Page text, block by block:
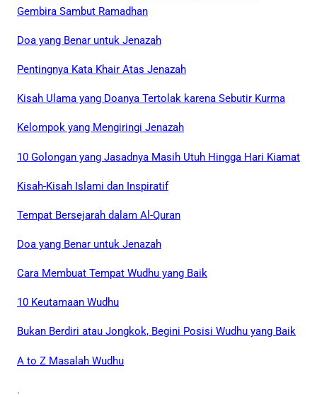
Gembira Sambut Ramadhan
Doa yang Benar untuk Jenazah
Pentingnya Kata Khair Atas Jenazah
Kisah Ulama yang Doanya Tertolak karena Sebutir Kurma
Kelompok yang Mengiringi Jenazah
10 Golongan yang Jasadnya Masih Utuh Hingga Hari Kiamat
Kisah-Kisah Islami dan Inspiratif
Tempat Bersejarah dalam Al-Quran
Doa yang Benar untuk Jenazah
Cara Membuat Tempat Wudhu yang Baik
10 Keutamaan Wudhu
Bukan Berdiri atau Jongkok, Begini Posisi Wudhu yang Baik
A to Z Masalah Wudhu
.